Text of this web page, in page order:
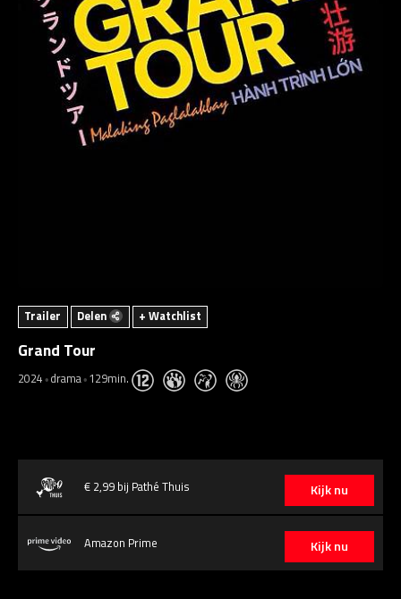
Trailer Delen + Watchlist
Grand Tour
2024 drama 129min.
Kijk nu
€ 2,99 bij Pathé Thuis
Kijk nu
Amazon Prime